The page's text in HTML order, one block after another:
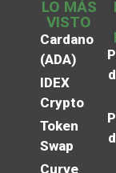
LO MÁS
VISTO
Cardano
(ADA)
IDEX
Crypto
Token
Swap
Curve